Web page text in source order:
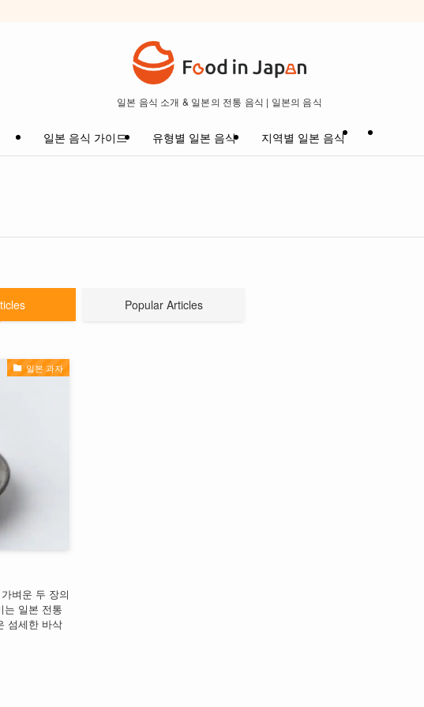
일본 음식 소개 & 일본의 전통 음식 | 일본의 음식
일본 음식 가이드 유형별 일본 음식 지역별 일본 음식
Popular Articles
일본 과자
벼운 두 장의
는 일본 전통
섬세한 바삭